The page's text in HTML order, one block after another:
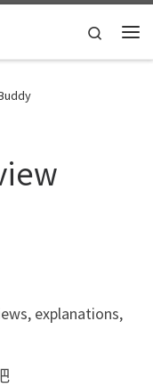
Search
explanations,